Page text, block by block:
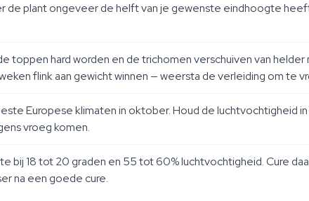
de plant ongeveer de helft van je gewenste eindhoogte
toppen hard worden en de trichomen verschuiven van
flink aan gewicht winnen — weersta de verleiding om te
Europese klimaten in oktober. Houd de luchtvochtigheid
vroeg komen.
bij 18 tot 20 graden en 55 tot 60% luchtvochtigheid. Cure
na een goede cure.